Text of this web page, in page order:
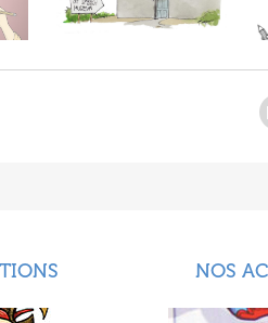
NOS